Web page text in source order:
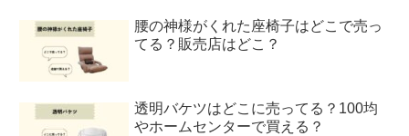
腰の神様がくれた座椅子はどこで売っ
てる？販売店はどこ？
透明バケツはどこに売ってる？100均
やホームセンターで買える？